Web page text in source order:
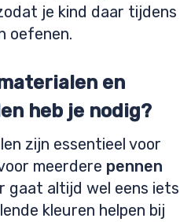
je kind daar tijdens
oefenen.
en
heb je nodig?
zijn essentieel voor
meerdere pennen
gaat altijd wel eens iets
kleuren helpen bij